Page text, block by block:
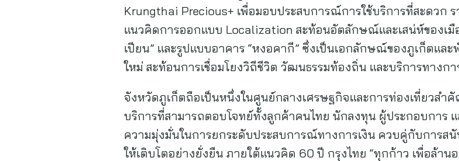
Krungthai Precious+ เพื่อมอบประสบการณ์การใช้บริการที่สะดวก
แนวคิดการออกแบบ Localization สะท้อนอัตลักษณ์และเสน่ห์ของเมื
เปียน” และรูปแบบอาคาร “หงอคากี” ซึ่งเป็นเอกลักษณ์ของภูเก็ตแล
ใหม่ สะท้อนการเชื่อมโยงวิถีชีวิต วัฒนธรรมท้องถิ่น และบริการทางก
จังหวัดภูเก็ตถือเป็นหนึ่งในศูนย์กลางเศรษฐกิจและการท่องเที่ยวส
บริการที่สามารถตอบโจทย์ทั้งลูกค้าคนไทย นักลงทุน ผู้ประกอบการ
ความมุ่งมั่นในการยกระดับประสบการณ์ทางการเงิน ควบคู่กับการส
ให้เติบโตอย่างยั่งยืน ภายใต้แนวคิด 60 ปี กรุงไทย “ทุกก้าว เพื่อล้าน